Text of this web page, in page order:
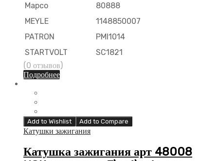
Mapco
80888
MEYLE
1148850007
PATRON
PMI1014
STARTVOLT
SC1821
(0 отзывов)
Подробнее
Add to Wishlist Add to Compare
Катушки зажигания
Катушка зажигания арт 48008